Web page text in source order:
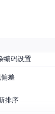
编码设置
差
排序